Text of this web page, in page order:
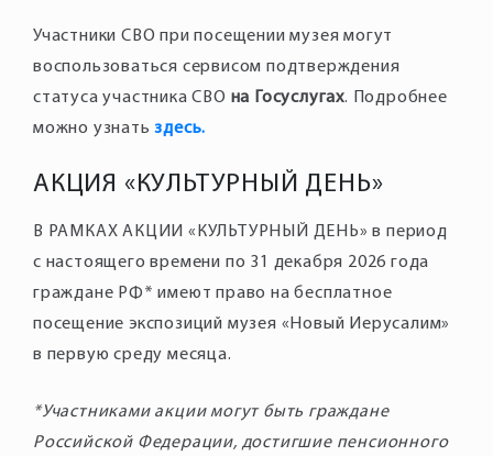
Участники СВО при посещении музея могут
воспользоваться сервисом подтверждения
статуса участника СВО на Госуслугах. Подробнее
можно узнатьздесь.
АКЦИЯ «КУЛЬТУРНЫЙ ДЕНЬ»
В РАМКАХ АКЦИИ «КУЛЬТУРНЫЙ ДЕНЬ» в период
с настоящего времени по 31 декабря 2026 года
граждане РФ* имеют право на бесплатное
посещение экспозиций музея «Новый Иерусалим»
*Участниками акции могут быть граждане
Российской Федерации, достигшие пенсионного